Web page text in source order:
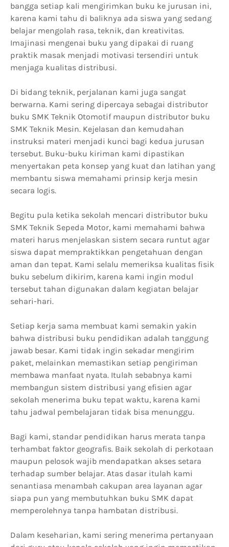
bangga setiap kali mengirimkan buku ke jurusan ini,
karena kami tahu di baliknya ada siswa yang sedang
belajar mengolah rasa, teknik, dan kreativitas.
Imajinasi mengenai buku yang dipakai di ruang
praktik masak menjadi motivasi tersendiri untuk
menjaga kualitas distribusi.
Di bidang teknik, perjalanan kami juga sangat
berwarna. Kami sering dipercaya sebagai distributor
buku SMK Teknik Otomotif maupun distributor buku
SMK Teknik Mesin. Kejelasan dan kemudahan
instruksi materi menjadi kunci bagi kedua jurusan
tersebut. Buku-buku kiriman kami dipastikan
menyertakan peta konsep yang kuat dan latihan yang
membantu siswa memahami prinsip kerja mesin
secara logis.
Begitu pula ketika sekolah mencari distributor buku
SMK Teknik Sepeda Motor, kami memahami bahwa
materi harus menjelaskan sistem secara runtut agar
siswa dapat mempraktikkan pengetahuan dengan
aman dan tepat. Kami selalu memeriksa kualitas fisik
buku sebelum dikirim, karena kami ingin modul
tersebut tahan digunakan dalam kegiatan belajar
sehari-hari.
Setiap kerja sama membuat kami semakin yakin
bahwa distribusi buku pendidikan adalah tanggung
jawab besar. Kami tidak ingin sekadar mengirim
paket, melainkan memastikan setiap pengiriman
membawa manfaat nyata. Itulah sebabnya kami
membangun sistem distribusi yang efisien agar
sekolah menerima buku tepat waktu, karena kami
tahu jadwal pembelajaran tidak bisa menunggu.
Bagi kami, standar pendidikan harus merata tanpa
terhambat faktor geografis. Baik sekolah di perkotaan
maupun pelosok wajib mendapatkan akses setara
terhadap sumber belajar. Atas dasar itulah kami
senantiasa menambah cakupan area layanan agar
siapa pun yang membutuhkan buku SMK dapat
memperolehnya tanpa hambatan distribusi.
Dalam keseharian, kami sering menerima pertanyaan